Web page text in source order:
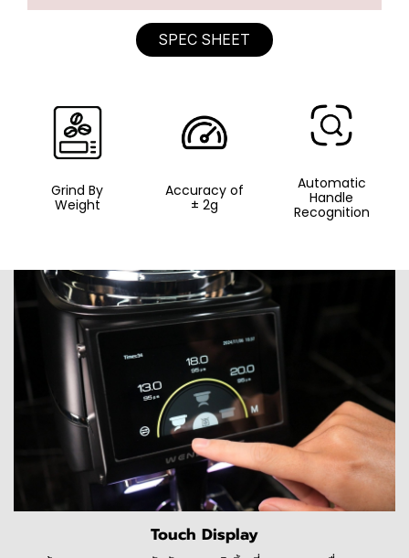
SPEC SHEET
Grind By
Weight
Accuracy of
± 2g
Automatic
Handle
Recognition
Touch Display